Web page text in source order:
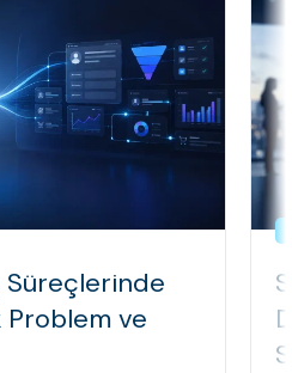
Süreçlerinde
Problem ve